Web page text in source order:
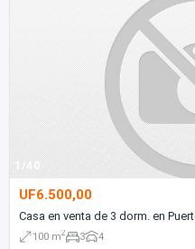
1/40
UF6.500,00
Casa en venta de 3 dorm. en
100 m2 3 4